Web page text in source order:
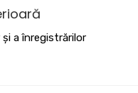
și a înregistrărilor